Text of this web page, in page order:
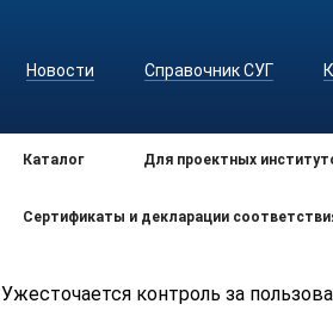
Новости Справочник СУГ
Каталог Для проектных
Сертификаты и декларации
Ужесточается контроль за